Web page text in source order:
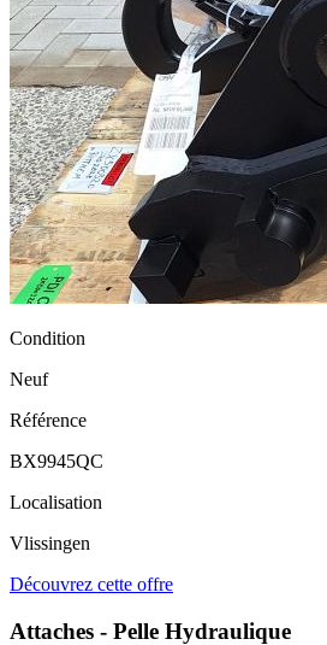
Condition
Neuf
Référence
BX9945QC
Localisation
Vlissingen
Découvrez cette offre
Attaches - Pelle Hydraulique